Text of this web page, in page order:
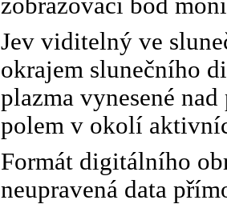
zobrazovací bod
Jev viditelný ve
okrajem slunečního
plazma vynesené
polem v okolí
Formát digitálního
neupravená data